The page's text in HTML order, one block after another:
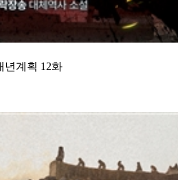
년계획 12화